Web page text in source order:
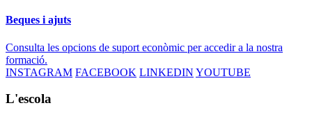
Beques i ajuts
Consulta les opcions de suport econòmic per accedir a la nostra
formació.
INSTAGRAM FACEBOOK LINKEDIN YOUTUBE
L'escola